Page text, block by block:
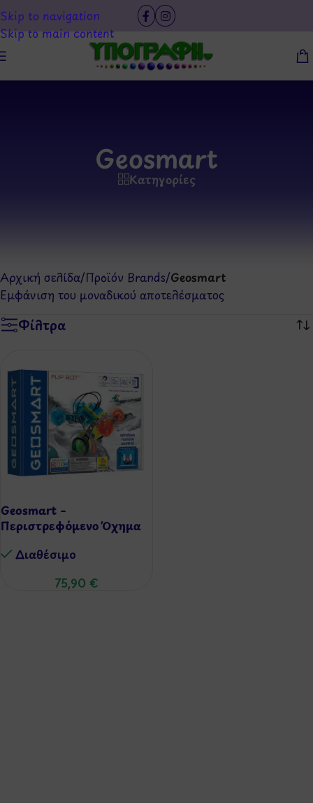
Skip to navigation
Skip to main content
Geosmart
Κατηγορίες
Αρχική σελίδα/Προϊόν Brands/Geosmart
Εμφάνιση του μοναδικού αποτελέσματος
Φίλτρα
Geosmart –
Περιστρεφόμενο Όχημα
Διαθέσιμo
75,90 €